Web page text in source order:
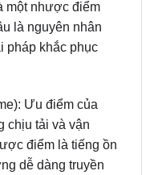
một nhược điểm
là nguyên nhân
pháp khắc phục
Ưu điểm của
chịu tải và vận
điểm là tiếng ồn
dễ dàng truyền